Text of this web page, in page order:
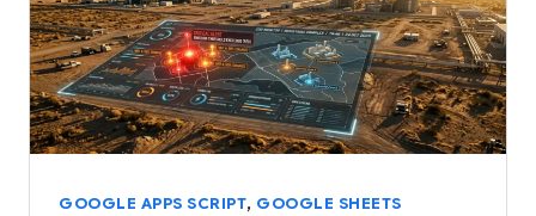
GOOGLE APPS SCRIPT, GOOGLE SHEETS